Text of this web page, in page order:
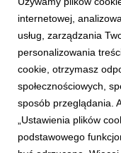
KLIENCI I
Samsung
8 czerwca 2026
internetowej,
usług, zarządzania
personalizowania
cookie, otrzymasz
społecznościowych,
sposób przeglądania.
„Ustawienia plików
podstawowego